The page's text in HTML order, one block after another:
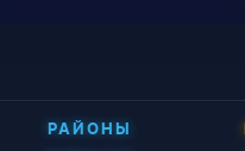
РАЙОНЫ